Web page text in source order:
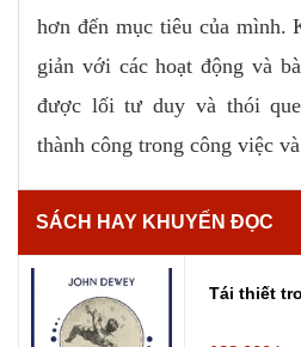
hơn đến mục tiêu của mình.
giản với các hoạt động và
được lối tư duy và thói
thành công trong công việc
SÁCH HAY KHUYẾN ĐỌC
Tái thiết